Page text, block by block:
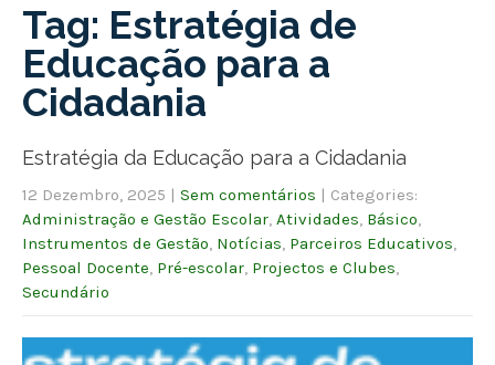
Tag: Estratégia de
Educação para a
Cidadania
Estratégia da Educação para a Cidadania
12 Dezembro, 2025 | Sem comentários | Categories:
Administração e Gestão Escolar Atividades Básico
Instrumentos de Gestão Notícias Parceiros Educativos
Pessoal Docente Pré-escolar Projectos e Clubes
Secundário